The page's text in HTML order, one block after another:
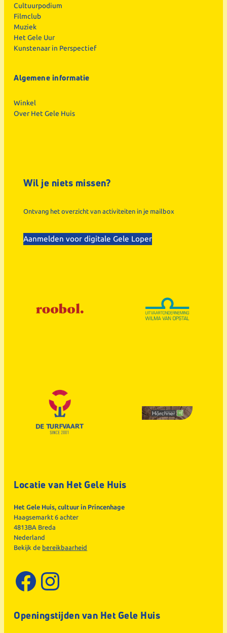
Cultuurpodium
Filmclub
Muziek
Het Gele Uur
Kunstenaar in Perspectief
Algemene informatie
Winkel
Over Het Gele Huis
Wil je niets missen?
Ontvang het overzicht van activiteiten in je mailbox
Aanmelden voor digitale Gele Loper
Locatie van Het Gele Huis
Het Gele Huis, cultuur in Princenhage
Haagsemarkt 6 achter
4813BA Breda
Nederland
Bekijk de bereikbaarheid
Facebook
Instagram
Openingstijden van Het Gele Huis